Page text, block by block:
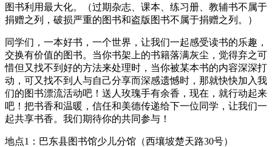
图书利用最大化。（过期杂志、课本、练习册、教辅书不属于
捐赠之列，破损严重的图书和盗版图书不属于捐赠之列。）
同学们，一本好书，一个世界，让我们一起感受读书的乐趣，
交换有价值的图书。当你书架上的书籍落满灰尘，觉得弃之可
惜但又找不到好的方法来处理时，当你被某本书的内容深深打
动，可又找不到人与自己分享而深感遗憾时，那就快快加入我
们的图书漂流活动吧！送人玫瑰手有余香，现在，就行动起来
吧！把书香和温暖，信任和美德传递给下一位同学，让我们一
起共享书香。我们期待你的共同参与！
地点1：巴东县图书馆少儿分馆（西壤坡楚天路30号）